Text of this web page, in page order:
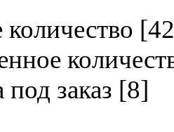
под заказ [8]